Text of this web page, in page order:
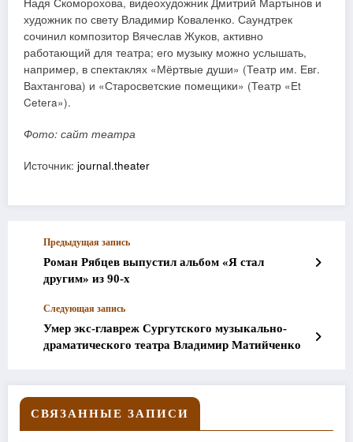
художник по свету Владимир Коваленко. Саундтрек
сочинил композитор Вячеслав Жуков, активно
работающий для театра; его музыку можно услышать,
например, в спектаклях «Мёртвые души» (Театр им. Евг.
Вахтангова) и «Старосветские помещики» (Театр «Et
Cetera»).
Фото: сайт театра
Источник: journal.theater
Предыдущая запись
Роман Рябцев выпустил альбом «Я стал
другим» из 90-х
Следующая запись
Умер экс-главреж Сургутского музыкально-
драматического театра Владимир Матийченко
СВЯЗАННЫЕ ЗАПИСИ